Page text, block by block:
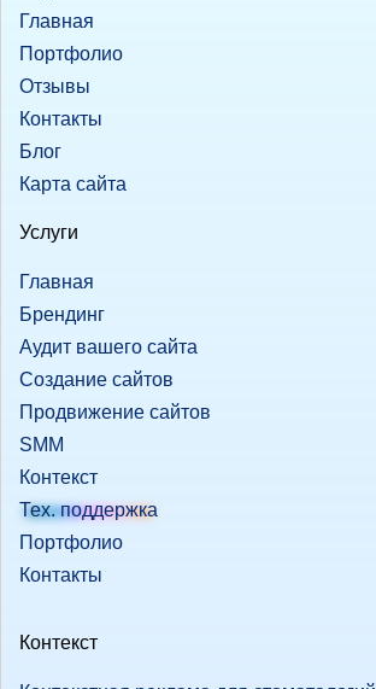
Главная
Портфолио
Отзывы
Контакты
Блог
Карта сайта
Услуги
Главная
Брендинг
Аудит вашего сайта
Создание сайтов
Продвижение сайтов
SMM
Контекст
Тех. поддержка
Портфолио
Контакты
Контекст